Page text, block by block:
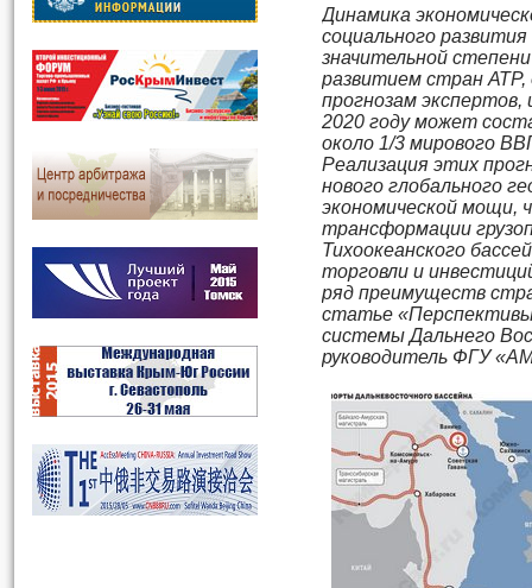
Динамика
социального
значительной
развитием стран
прогнозам
2020 году может
около 1/3 мирового
Реализация этих
нового глобального
экономической мощи,
трансформации
Тихоокеанского
торговли и
ряд преимуществ
статье
системы Дальнего
руководитель ФГУ